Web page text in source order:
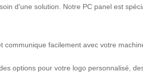
d'une solution. Notre PC panel est
communique facilement avec votre
options pour votre logo personnalisé,